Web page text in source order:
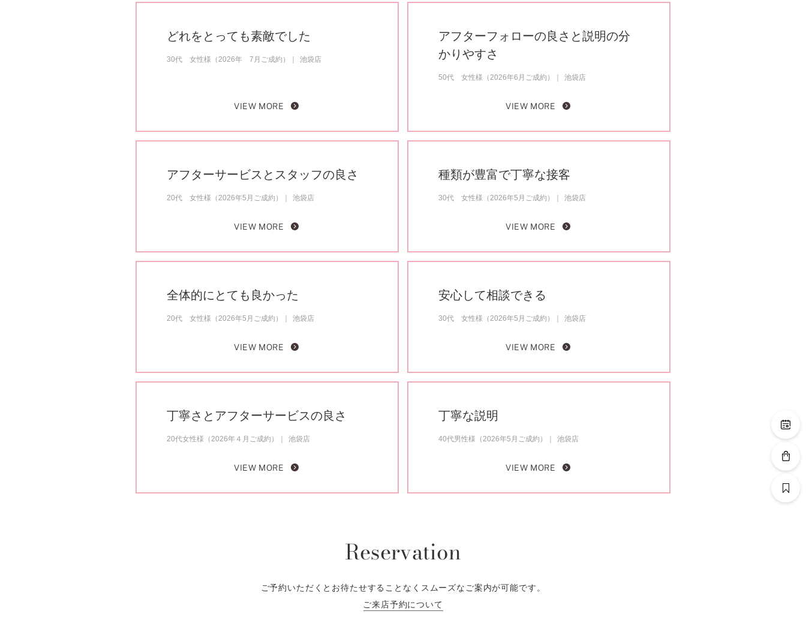
どれをとっても素敵でした
30代 女性様（2026年 7月ご成約） 池袋店
VIEW MORE
アフターフォローの良さと説明の分
かりやすさ
50代 女性様（2026年6月ご成約） 池袋店
VIEW MORE
アフターサービスとスタッフの良さ
20代 女性様（2026年5月ご成約） 池袋店
VIEW MORE
種類が豊富で丁寧な接客
30代 女性様（2026年5月ご成約） 池袋店
VIEW MORE
全体的にとても良かった
20代 女性様（2026年5月ご成約） 池袋店
VIEW MORE
安心して相談できる
30代 女性様（2026年5月ご成約） 池袋店
VIEW MORE
丁寧さとアフターサービスの良さ
20代女性様（2026年４月ご成約） 池袋店
VIEW MORE
丁寧な説明
40代男性様（2026年5月ご成約） 池袋店
VIEW MORE
Reservation
ご予約いただくとお待たせすることなくスムーズなご案内が可能です。
ご来店予約について